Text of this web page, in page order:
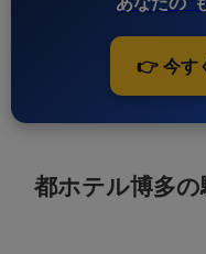
👉 今す
都ホテル博多の